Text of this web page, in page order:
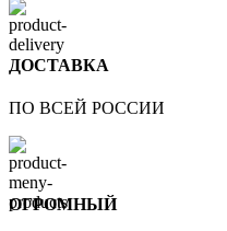
ДОСТАВКА
ПО ВСЕЙ РОССИИ
ОГРОМНЫЙ